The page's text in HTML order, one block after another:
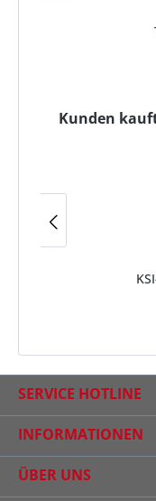
Kunden
SERVICE HOTLINE
INFORMATIONEN
ÜBER UNS